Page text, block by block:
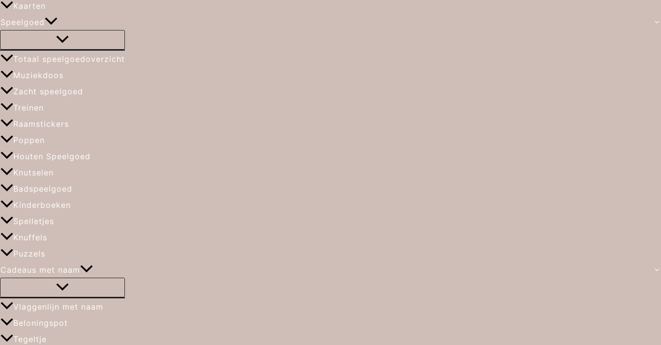
Kaarten
Speelgoed
Totaal speelgoedoverzicht
Muziekdoos
Zacht speelgoed
Treinen
Raamstickers
Poppen
Houten Speelgoed
Knutselen
Badspeelgoed
Kinderboeken
Spelletjes
Knuffels
Puzzels
Cadeaus met naam
Vlaggenlijn met naam
Beloningspot
Tegeltje